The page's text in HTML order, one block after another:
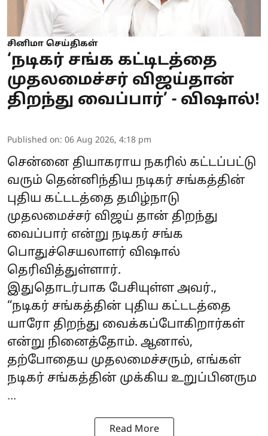
சினிமா செய்திகள்
‘நடிகர் சங்க கட்டிடத்தை
முதலமைச்சர் விஜய்தான்
திறந்து வைப்பார்’ - விஷால்!
Published on: 06 Aug 2026, 4:18 pm
சென்னை தியாகராய நகரில் கட்டப்பட்டு
வரும் தென்னிந்திய நடிகர் சங்கத்தின்
புதிய கட்டடத்தை தமிழ்நாடு
முதலமைச்சர் விஜய் தான் திறந்து
வைப்பார் என்று நடிகர் சங்க
பொதுச்செயலாளர் விஷால்
தெரிவித்துள்ளார்.
இதுதொடர்பாக பேசியுள்ள அவர்.,
“நடிகர் சங்கத்தின் புதிய கட்டடத்தை
யாரோ திறந்து வைக்கப்போகிறார்கள்
என்று நினைத்தோம். ஆனால்,
தற்போதைய முதலமைச்சரும், எங்கள்
நடிகர் சங்கத்தின் முக்கிய உறுப்பினரும
...
Read More